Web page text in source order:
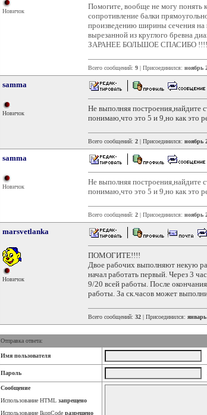
Новичок
Помогите, вообще не могу понять
сопротивление балки
произведению ширины сечения на
вырезанной из круглого бревна
ЗАРАНЕЕ БОЛЬШОЕ СПАСИБО
Всего сообщений: 9 | Присоединился: ноябрь
samma
Новичок
Не выполняя построения,найдите
понимаю,что это 5 и 9,но как это
Всего сообщений: 2 | Присоединился: ноябрь
samma
Новичок
Не выполняя построения,найдите
понимаю,что это 5 и 9,но как это
Всего сообщений: 2 | Присоединился: ноябрь
marsvetlanka
Новичок
ПОМОГИТЕ!!!!
Двое рабочих выполняют некую
начал работать первый. Через 3
9/20 всей работы. После
работы. За ск.часов может
Всего сообщений: 32 | Присоединился:
Отправка ответа:
Имя пользователя
Пароль
Сообщение
Использование HTML запрещено
Использование IkonCode разрешено